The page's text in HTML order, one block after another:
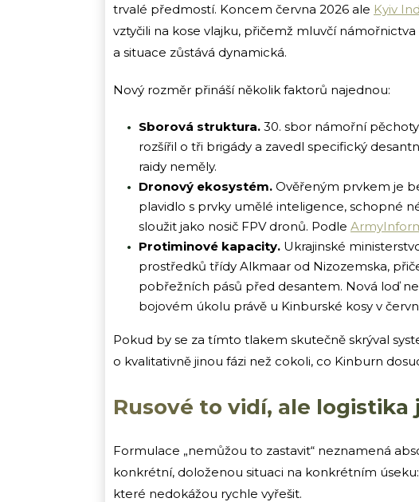
trvalé předmostí. Koncem června 2026 ale Kyiv
vztyčili na kose vlajku, přičemž mluvčí
a situace zůstává dynamická.
Nový rozměr přináší několik faktorů najednou:
Sborová struktura. 30. sbor námořní
rozšířil o tři brigády a zavedl specifický
raidy neměly.
Dronový ekosystém. Ověřeným prvkem je
plavidlo s prvky umělé inteligence, schopné
sloužit jako nosič FPV dronů. Podle
Protiminové kapacity. Ukrajinské
prostředků třídy Alkmaar od Nizozemska,
pobřežních pásů před desantem. Nová loď
bojovém úkolu právě u Kinburské kosy v
Pokud by se za tímto tlakem skutečně skrýval
o kvalitativně jinou fázi než cokoli, co Kinburn
Rusové to vidí, ale logistika
Formulace „nemůžou to zastavit“ neznamená
konkrétní, doloženou situaci na konkrétním
které nedokážou rychle vyřešit.